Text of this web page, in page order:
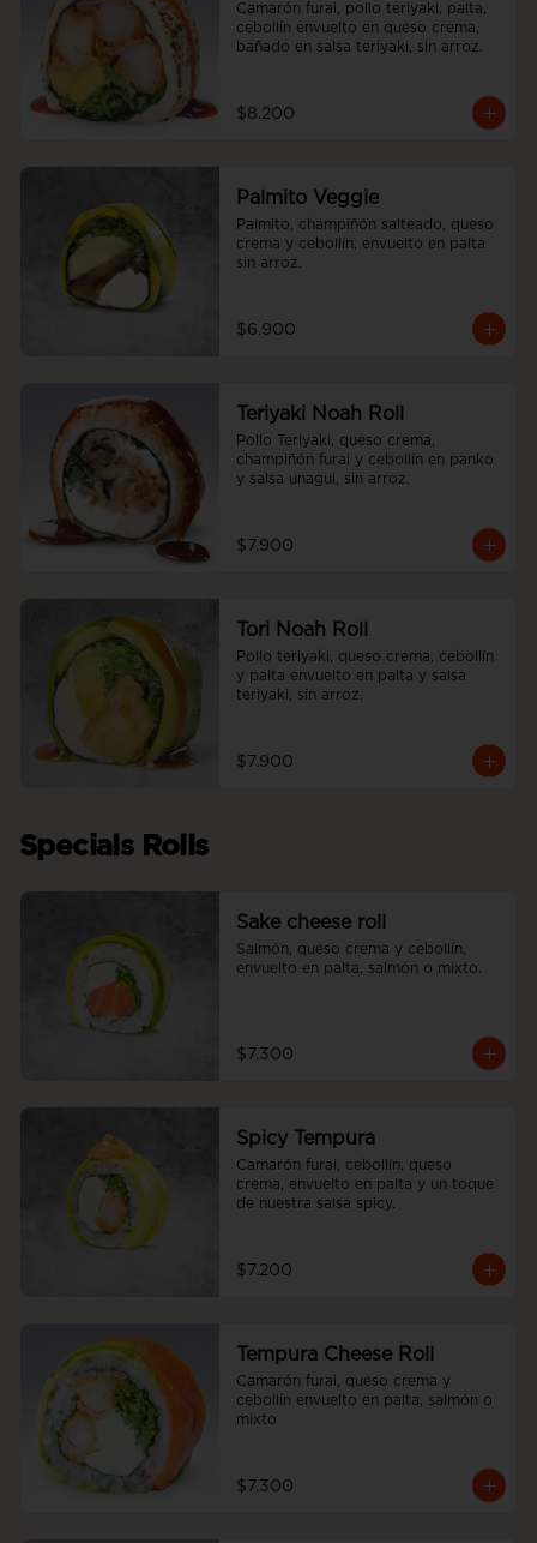
Camarón furai, pollo teriyaki, palta,
cebollín envuelto en queso crema,
bañado en salsa teriyaki, sin arroz.
$8.200
Palmito Veggie
Palmito, champiñón salteado, queso
crema y cebollín, envuelto en palta
sin arroz.
$6.900
Teriyaki Noah Roll
Pollo Teriyaki, queso crema,
champiñón furai y cebollín en panko
y salsa unagui, sin arroz.
$7.900
Tori Noah Roll
Pollo teriyaki, queso crema, cebollín
y palta envuelto en palta y salsa
teriyaki, sin arroz.
$7.900
Specials Rolls
Sake cheese roll
Salmón, queso crema y cebollín,
envuelto en palta, salmón o mixto.
$7.300
Spicy Tempura
Camarón furai, cebollín, queso
crema, envuelto en palta y un toque
de nuestra salsa spicy.
$7.200
Tempura Cheese Roll
Camarón furai, queso crema y
cebollín envuelto en palta, salmón o
mixto
$7.300